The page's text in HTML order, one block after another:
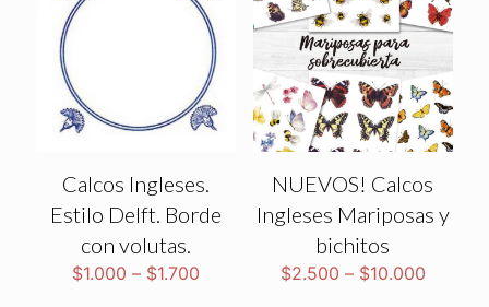
Calcos Ingleses.
Estilo Delft. Borde
con volutas.
$1.000 – $1.700
NUEVOS! Calcos
Ingleses Mariposas y
bichitos
$2.500 – $10.000